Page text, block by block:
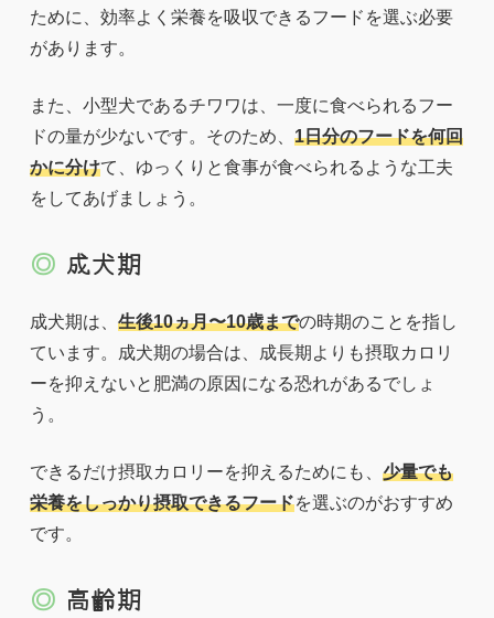
ために、効率よく栄養を吸収できるフードを選ぶ必要
があります。
また、小型犬であるチワワは、一度に食べられるフー
ドの量が少ないです。そのため、 1日分のフードを何回
かに分けて、ゆっくりと食事が食べられるような工夫
をしてあげましょう。
成犬期
成犬期は、 生後10ヵ月〜10歳までの時期のことを指し
ています。成犬期の場合は、成長期よりも摂取カロリ
ーを抑えないと肥満の原因になる恐れがあるでしょ
う。
できるだけ摂取カロリーを抑えるためにも、 少量でも
栄養をしっかり摂取できるフードを選ぶのがおすすめ
です。
高齢期